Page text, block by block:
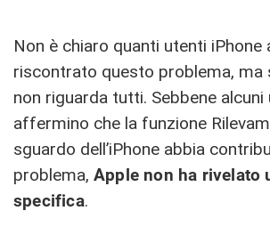
Non è chiaro quanti utenti iPhone
riscontrato questo problema, ma
non riguarda tutti. Sebbene alcuni
affermino che la funzione
sguardo dell’iPhone abbia
problema, Apple non ha rivelato
specifica.